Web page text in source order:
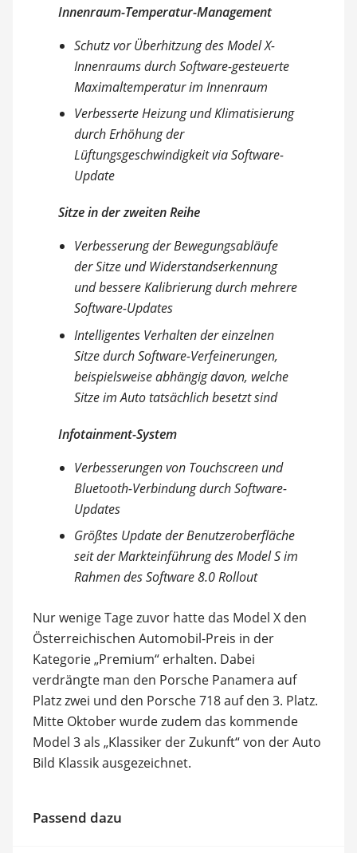
Innenraum-Temperatur-Management
Schutz vor Überhitzung des Model X-
Innenraums durch Software-gesteuerte
Maximaltemperatur im Innenraum
Verbesserte Heizung und Klimatisierung
durch Erhöhung der
Lüftungsgeschwindigkeit via Software-
Update
Sitze in der zweiten Reihe
Verbesserung der Bewegungsabläufe
der Sitze und Widerstandserkennung
und bessere Kalibrierung durch mehrere
Software-Updates
Intelligentes Verhalten der einzelnen
Sitze durch Software-Verfeinerungen,
beispielsweise abhängig davon, welche
Sitze im Auto tatsächlich besetzt sind
Infotainment-System
Verbesserungen von Touchscreen und
Bluetooth-Verbindung durch Software-
Updates
Größtes Update der Benutzeroberfläche
seit der Markteinführung des Model S im
Rahmen des Software 8.0 Rollout
Nur wenige Tage zuvor hatte das Model X den
Österreichischen Automobil-Preis in der
Kategorie „Premium“ erhalten. Dabei
verdrängte man den Porsche Panamera auf
Platz zwei und den Porsche 718 auf den 3. Platz.
Mitte Oktober wurde zudem das kommende
Model 3 als „Klassiker der Zukunft“ von der Auto
Bild Klassik ausgezeichnet.
Passend dazu